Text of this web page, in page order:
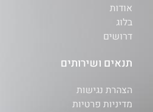
אודות
בלוג
דרושים
תנאים ושירותים
הצהרת נגישות
מדיניות פרטיות